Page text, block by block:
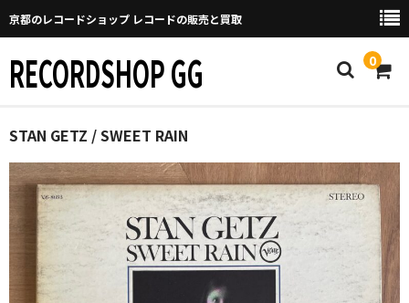
京都のレコードショップ レコードの販売と買取
RECORDSHOP GG 0
Home
マイページ
GGについて
買取について
取り置きなどについて
STAN GETZ / SWEET RAIN